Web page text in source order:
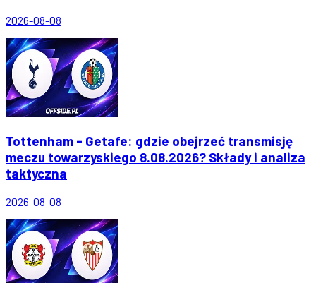
2026-08-08
Tottenham - Getafe: gdzie obejrzeć transmisję
meczu towarzyskiego 8.08.2026? Składy i analiza
taktyczna
2026-08-08